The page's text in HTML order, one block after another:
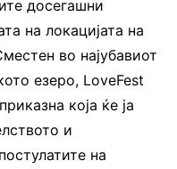
досегашни
на локацијата на
во најубавиот
езеро, LoveFest
која ќе ја
и
на